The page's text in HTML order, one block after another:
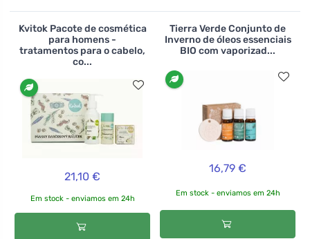
Kvitok Pacote de cosmética
para homens -
tratamentos para o cabelo,
co...
21,10 €
Em stock - enviamos em 24h
Tierra Verde Conjunto de
Inverno de óleos essenciais
BIO com vaporizad...
16,79 €
Em stock - enviamos em 24h